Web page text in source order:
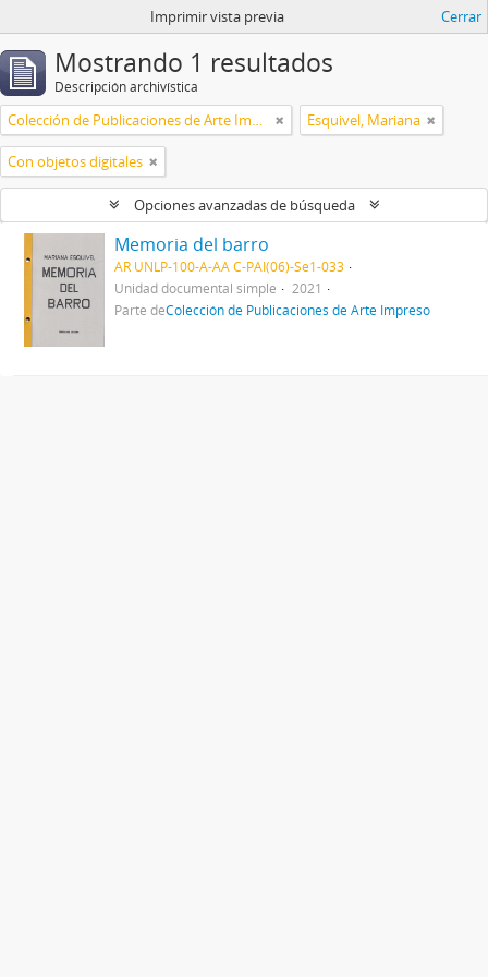
Imprimir vista previa Cerrar
Mostrando 1 resultados
Descripción archivística
Colección de Publicaciones de Arte Impreso Esquivel, Mariana
Con objetos digitales
Opciones avanzadas de búsqueda
Memoria del barro
AR UNLP-100-A-AA C-PAI(06)-Se1-033
Unidad documental simple
2021
Parte deColección de Publicaciones de Arte Impreso